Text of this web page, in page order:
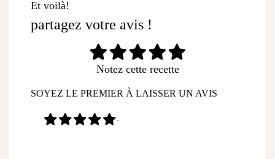
Et voilà!
partagez votre avis !
Notez cette recette
SOYEZ LE PREMIER À LAISSER UN AVIS
-